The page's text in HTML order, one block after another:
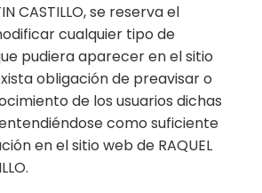
CASTILLO, se reserva el
cualquier tipo de
pudiera aparecer en el sitio
obligación de preavisar o
de los usuarios dichas
como suficiente
en el sitio web de RAQUEL